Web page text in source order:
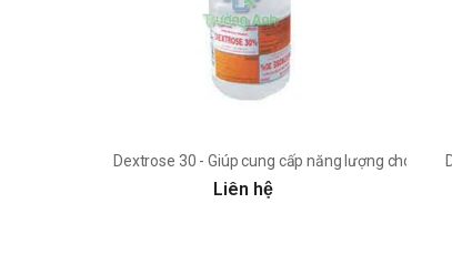
Dextrose 30 - Giúp cung cấp năng lượng cho cơ
Liên hệ